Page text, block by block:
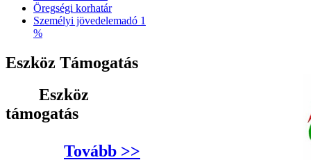
Öregségi korhatár
Személyi jövedelemadó 1
%
Eszköz Támogatás
Eszköz
támogatás
Tovább >>